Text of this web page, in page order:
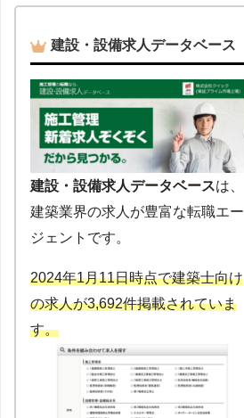
建設・設備求人データベース
建設・設備求人データベースは、
建築業界の求人が豊富な転職エー
ジェントです。
2024年1月11日時点で建築士向け
の求人が3,692件掲載されていま
す。